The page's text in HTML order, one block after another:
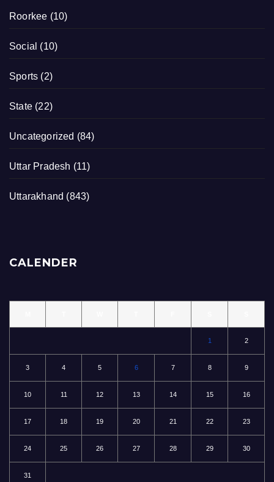
Roorkee (10)
Social (10)
Sports (2)
State (22)
Uncategorized (84)
Uttar Pradesh (11)
Uttarakhand (843)
CALENDER
1 2
3 4 5 6 7 8 9
10 11 12 13 14 15 16
17 18 19 20 21 22 23
24 25 26 27 28 29 30
31